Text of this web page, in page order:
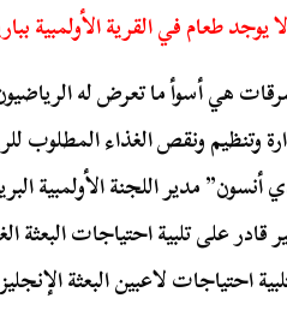
يوجد طعام في القرية الأولمبية
وتنظيم ونقص الغذاء المطلوب
أنسون” مدير اللجنة الأولمبية
قادر على تلبية احتياجات
احتياجات لاعبين البعثة